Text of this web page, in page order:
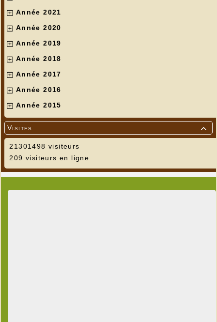
Année 2021
Année 2020
Année 2019
Année 2018
Année 2017
Année 2016
Année 2015

Visites
21301498 visiteurs
209 visiteurs en ligne